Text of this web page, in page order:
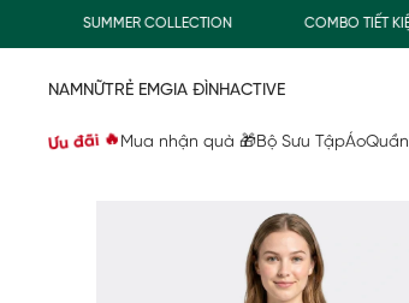
SUMMER COLLECTION COMBO TIẾT KIỆM
NAMNỮTRẺ EMGIA ĐÌNHACTIVE
Ưu đãi 🔥 Mua nhận quà 🎁Bộ Sưu TậpÁoQuần